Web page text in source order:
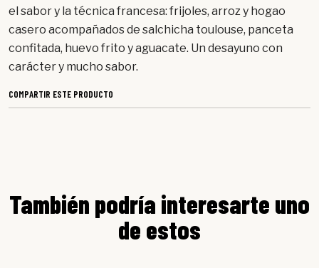
el sabor y la técnica francesa: frijoles, arroz y hogao
casero acompañados de salchicha toulouse, panceta
confitada, huevo frito y aguacate. Un desayuno con
carácter y mucho sabor.
COMPARTIR ESTE PRODUCTO
También podría interesarte uno
de estos